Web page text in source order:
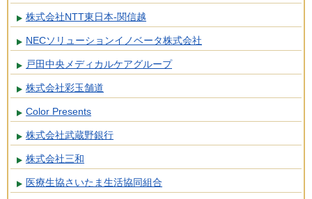
株式会社NTT東日本-関信越
NECソリューションイノベータ株式会社
戸田中央メディカルケアグループ
株式会社彩玉舗道
Color Presents
株式会社武蔵野銀行
株式会社三和
医療生協さいたま生活協同組合